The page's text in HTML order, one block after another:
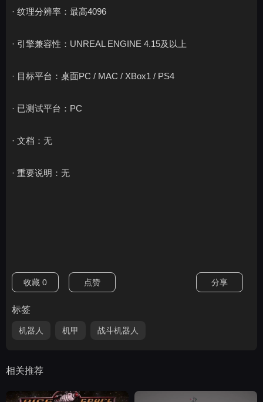
· 纹理分辨率：最高4096
· 引擎兼容性：UNREAL ENGINE 4.15及以上
· 目标平台：桌面PC / MAC / XBox1 / PS4
· 已测试平台：PC
· 文档：无
· 重要说明：无
收藏 0 点赞 分享
标签
机器人 机甲 战斗机器人
相关推荐